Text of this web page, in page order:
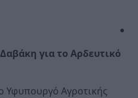
για το Αρδευτικό
Υφυπουργό Αγροτικής